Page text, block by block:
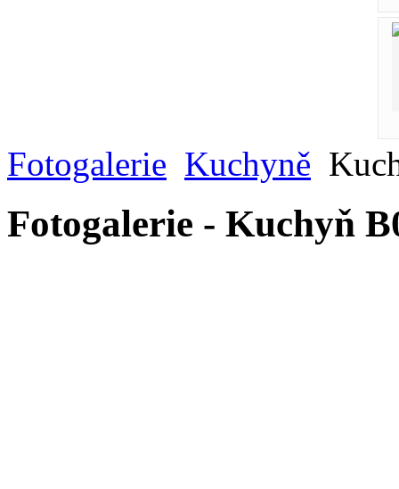
Fotogalerie Kuchyně
Fotogalerie - Kuchyň